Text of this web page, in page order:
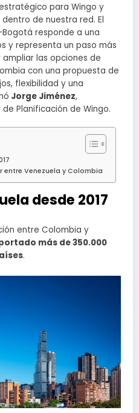
para Wingo y
de nuestra red. El
responde a una
y representa un paso más
las opciones de
con una propuesta de
flexibilidad y una
Jorge Jiménez,
Planificación de Wingo.
Venezuela y Colombia
desde 2017
entre Colombia y
más de 350.000
.